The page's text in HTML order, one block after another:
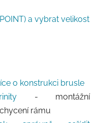
a vybrat velikost
o konstrukci brusle
- montážní
rámu